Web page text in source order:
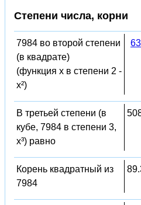
Степени числа, корни
7984 во второй степени
(в квадрате)
(функция x в степени 2 -
x²)
В третьей степени (в
кубе, 7984 в степени 3,
x³) равно
Корень квадратный из
7984